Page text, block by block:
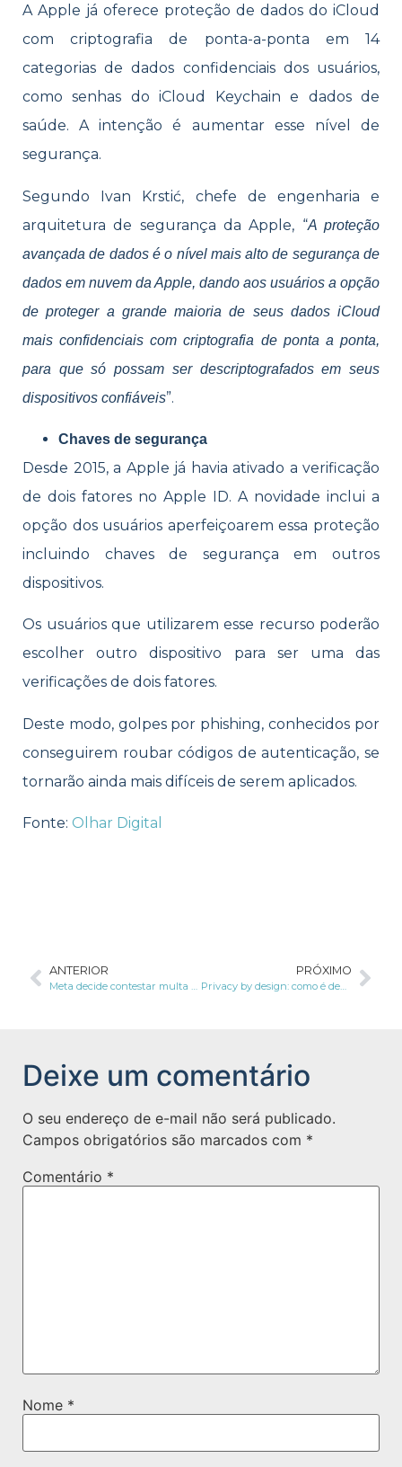
A Apple já oferece proteção de dados do iCloud
com criptografia de ponta-a-ponta em 14
categorias de dados confidenciais dos usuários,
como senhas do iCloud Keychain e dados de
saúde. A intenção é aumentar esse nível de
segurança.
Segundo Ivan Krstić, chefe de engenharia e
arquitetura de segurança da Apple, “A proteção
avançada de dados é o nível mais alto de segurança de
dados em nuvem da Apple, dando aos usuários a opção
de proteger a grande maioria de seus dados iCloud
mais confidenciais com criptografia de ponta a ponta,
para que só possam ser descriptografados em seus
dispositivos confiáveis”.
Chaves de segurança
Desde 2015, a Apple já havia ativado a verificação
de dois fatores no Apple ID. A novidade inclui a
opção dos usuários aperfeiçoarem essa proteção
incluindo chaves de segurança em outros
dispositivos.
Os usuários que utilizarem esse recurso poderão
escolher outro dispositivo para ser uma das
verificações de dois fatores.
Deste modo, golpes por phishing, conhecidos por
conseguirem roubar códigos de autenticação, se
tornarão ainda mais difíceis de serem aplicados.
Fonte: Olhar Digital
ANTERIOR
Meta decide contestar multa de € 390 milhões por infringir lei
PRÓXIMO
Privacy by design: como é definido e relação com a LGPD
Deixe um comentário
O seu endereço de e-mail não será publicado.
Campos obrigatórios são marcados com *
Comentário *
Nome *